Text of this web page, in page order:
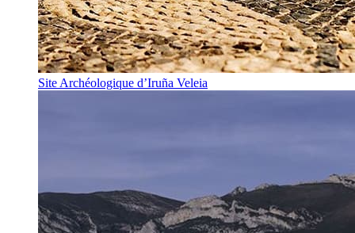
Site Archéologique d’Iruña Veleia